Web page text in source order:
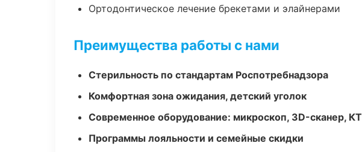
Ортодонтическое лечение брекетами и элайнерами
Преимущества работы с нами
Стерильность по стандартам Роспотребнадзора
Комфортная зона ожидания, детский уголок
Современное оборудование: микроскоп, 3D-сканер, КТ
Программы лояльности и семейные скидки